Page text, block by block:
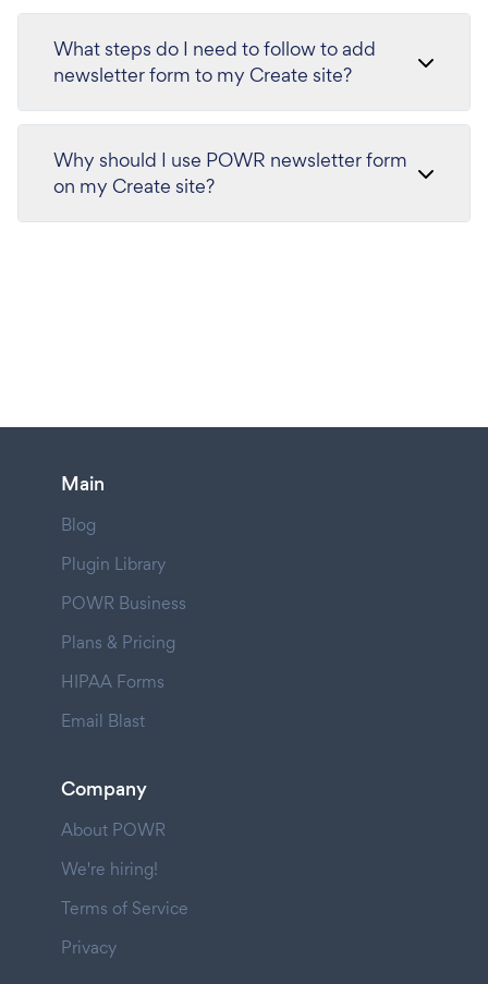
What steps do I need to follow to add
newsletter form to my Create site?
Why should I use POWR newsletter form
on my Create site?
Main
Blog
Plugin Library
POWR Business
Plans & Pricing
HIPAA Forms
Email Blast
Company
About POWR
We're hiring!
Terms of Service
Privacy